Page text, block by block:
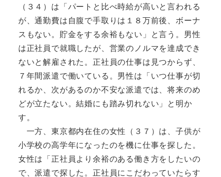
（３４）は「パートと比べ時給が高いと言われる
が、通勤費は自腹で手取りは１８万前後、ボーナ
スもない。貯金をする余裕もない」と言う。男性
は正社員で就職したが、営業のノルマを達成でき
ないと解雇された。正社員の仕事は見つからず、
７年間派遣で働いている。男性は「いつ仕事が切
れるか、次があるのか不安な派遣では、将来のめ
どが立たない。結婚にも踏み切れない」と明か
す。
一方、東京都内在住の女性（３７）は、子供が
小学校の高学年になったのを機に仕事を探した。
女性は「正社員より余裕のある働き方をしたいの
で、派遣で探した。正社員にこだわっていたらす